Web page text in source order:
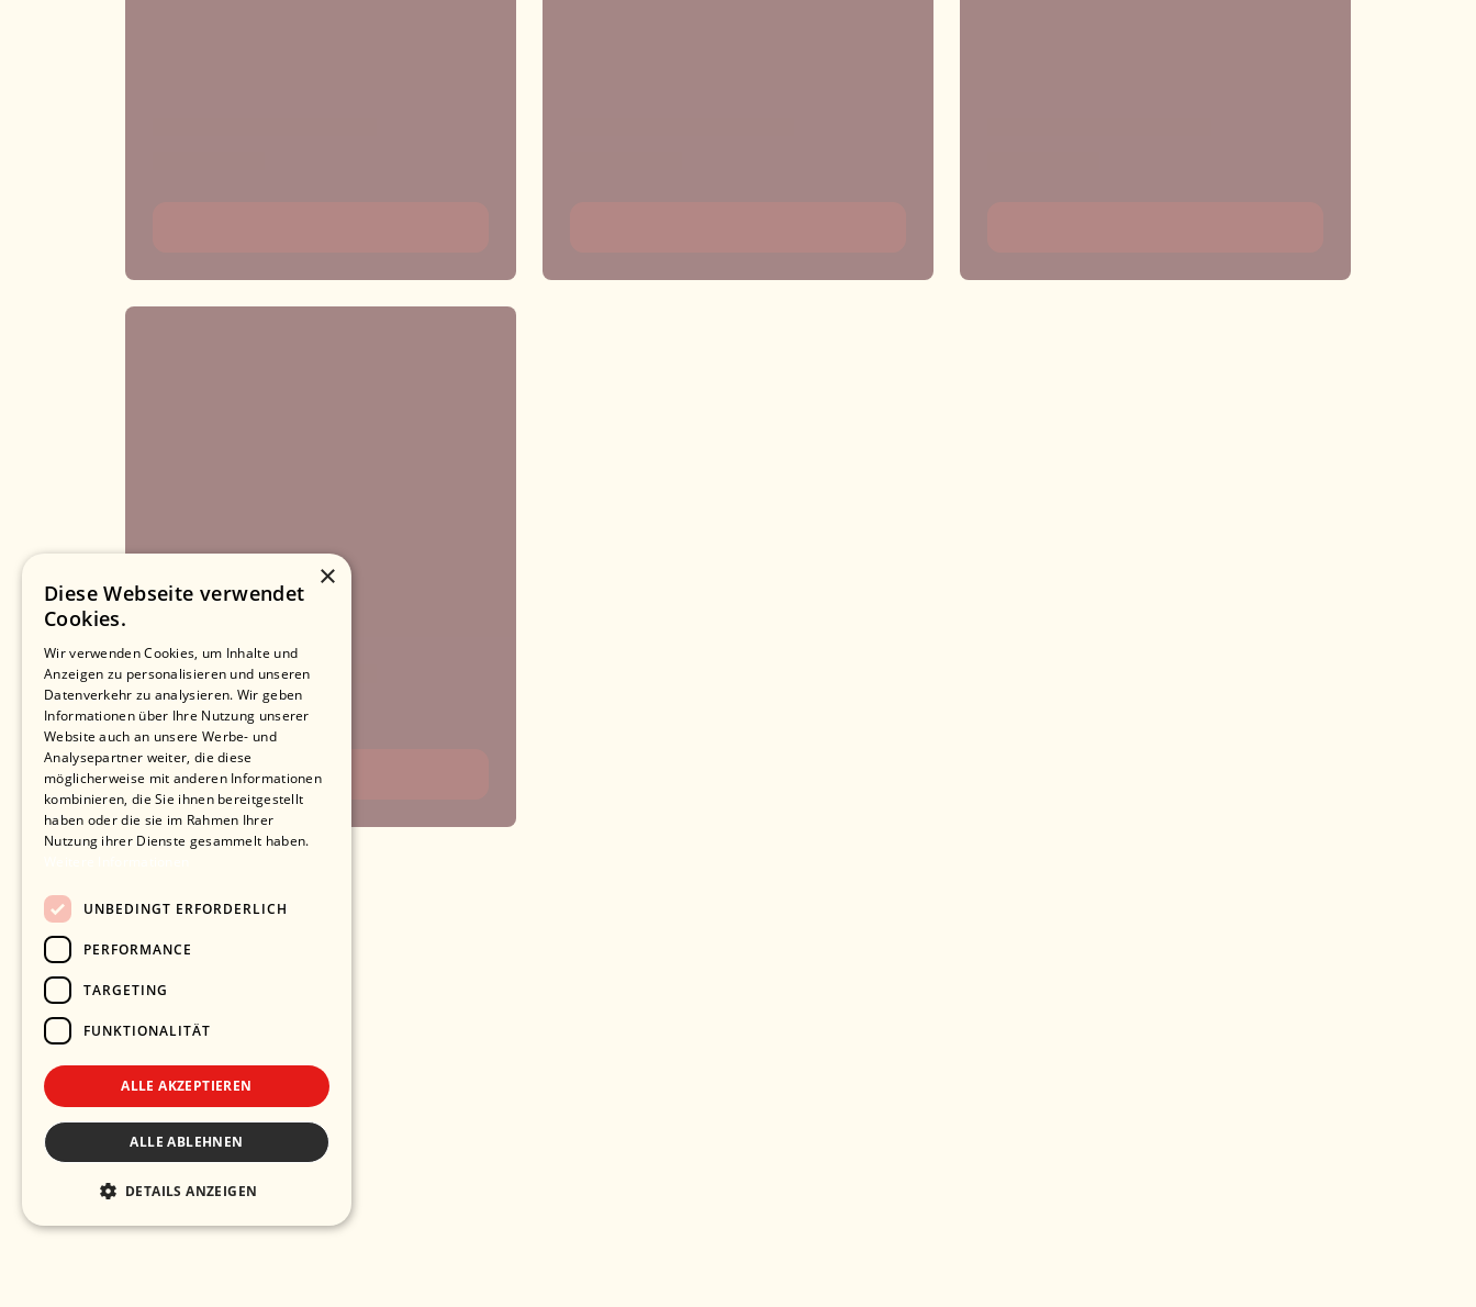
×
Diese Webseite verwendet
Cookies.
Wir verwenden Cookies, um Inhalte und
Anzeigen zu personalisieren und unseren
Datenverkehr zu analysieren. Wir geben
Informationen über Ihre Nutzung unserer
Website auch an unsere Werbe- und
Analysepartner weiter, die diese
möglicherweise mit anderen Informationen
kombinieren, die Sie ihnen bereitgestellt
haben oder die sie im Rahmen Ihrer
Nutzung ihrer Dienste gesammelt haben.
UNBEDINGT ERFORDERLICH
PERFORMANCE
TARGETING
FUNKTIONALITÄT
ALLE AKZEPTIEREN
ALLE ABLEHNEN
DETAILS ANZEIGEN